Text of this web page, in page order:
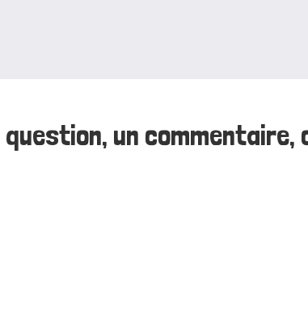
question, un commentaire,